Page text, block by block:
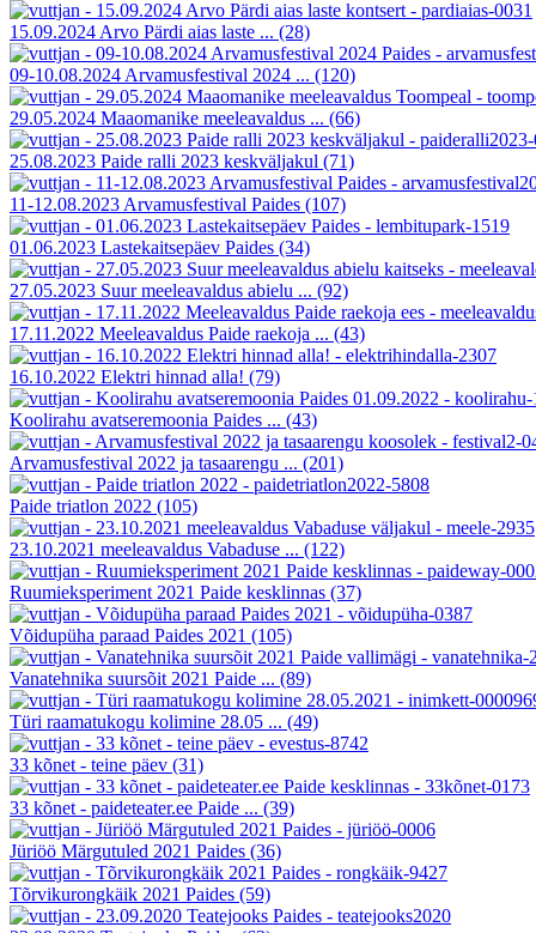
15.09.2024 Arvo Pärdi aias laste ... (28)
09-10.08.2024 Arvamusfestival 2024 ... (120)
29.05.2024 Maaomanike meeleavaldus ... (66)
25.08.2023 Paide ralli 2023 keskväljakul (71)
11-12.08.2023 Arvamusfestival Paides (107)
01.06.2023 Lastekaitsepäev Paides (34)
27.05.2023 Suur meeleavaldus abielu ... (92)
17.11.2022 Meeleavaldus Paide raekoja ... (43)
16.10.2022 Elektri hinnad alla! (79)
Koolirahu avatseremoonia Paides ... (43)
Arvamusfestival 2022 ja tasaarengu ... (201)
Paide triatlon 2022 (105)
23.10.2021 meeleavaldus Vabaduse ... (122)
Ruumieksperiment 2021 Paide kesklinnas (37)
Võidupüha paraad Paides 2021 (105)
Vanatehnika suursõit 2021 Paide ... (89)
Türi raamatukogu kolimine 28.05 ... (49)
33 kõnet - teine päev (31)
33 kõnet - paideteater.ee Paide ... (39)
Jüriöö Märgutuled 2021 Paides (36)
Tõrvikurongkäik 2021 Paides (59)